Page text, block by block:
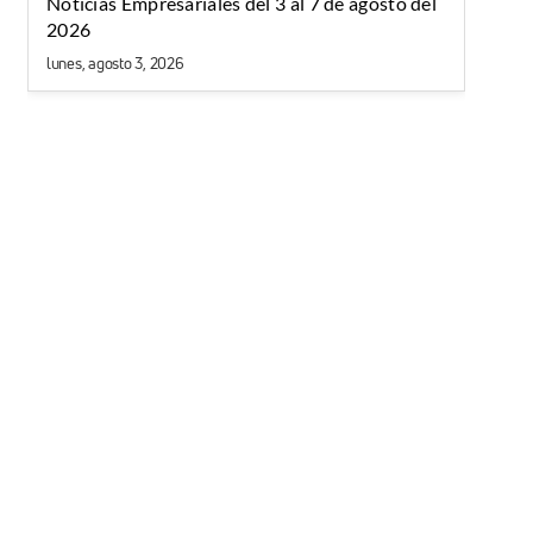
2026
lunes, agosto 3, 2026